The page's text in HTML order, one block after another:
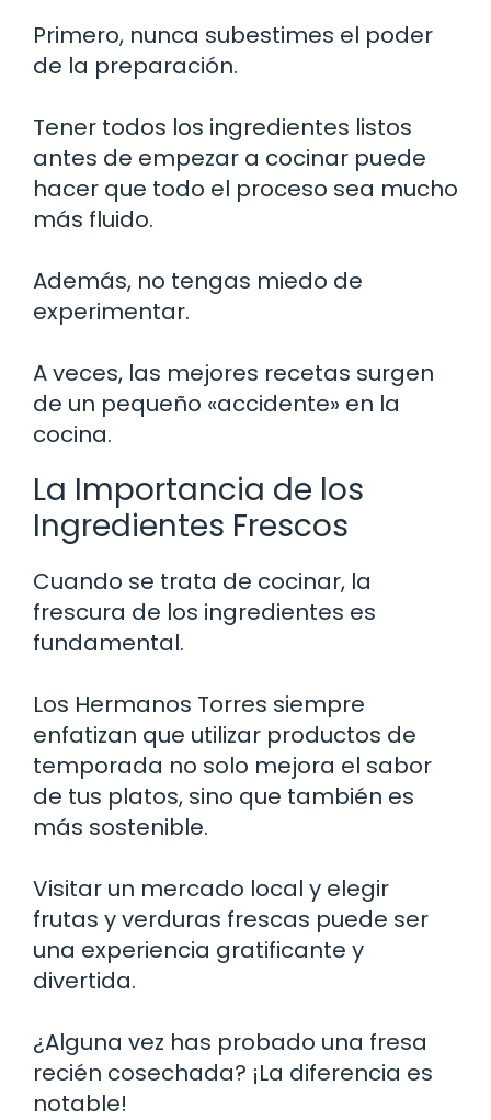
Primero, nunca subestimes el poder
de la preparación.
Tener todos los ingredientes listos
antes de empezar a cocinar puede
hacer que todo el proceso sea mucho
más fluido.
Además, no tengas miedo de
experimentar.
A veces, las mejores recetas surgen
de un pequeño «accidente» en la
cocina.
La Importancia de los
Ingredientes Frescos
Cuando se trata de cocinar, la
frescura de los ingredientes es
fundamental.
Los Hermanos Torres siempre
enfatizan que utilizar productos de
temporada no solo mejora el sabor
de tus platos, sino que también es
más sostenible.
Visitar un mercado local y elegir
frutas y verduras frescas puede ser
una experiencia gratificante y
divertida.
¿Alguna vez has probado una fresa
recién cosechada? ¡La diferencia es
notable!